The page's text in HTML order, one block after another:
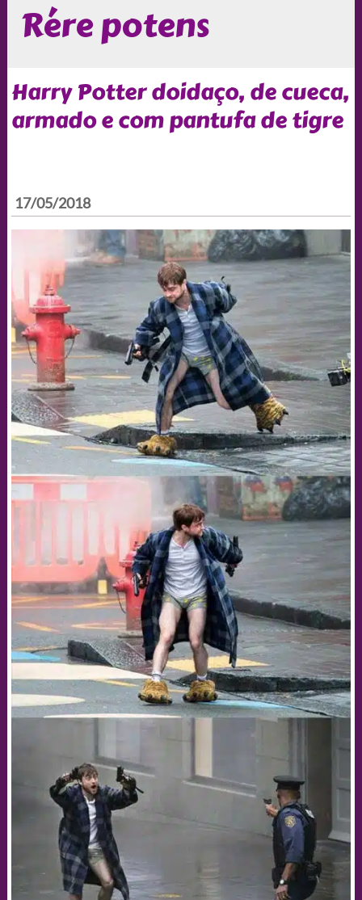
Rére potens
Harry Potter doidaço, de cueca,
armado e com pantufa de tigre
17/05/2018